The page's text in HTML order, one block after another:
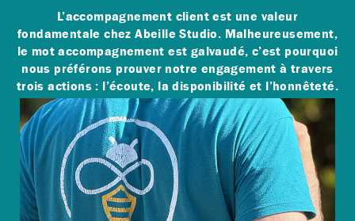
L’accompagnement client est une valeur
fondamentale chez Abeille Studio. Malheureusement,
le mot accompagnement est galvaudé, c’est pourquoi
nous préférons prouver notre engagement à travers
trois actions : l’écoute, la disponibilité et l’honnêteté.